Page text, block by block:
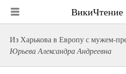
ВикиЧтение
Из Харькова в Европу с мужем-
Юрьева Александра Андреевна